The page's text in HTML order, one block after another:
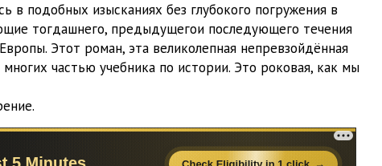
в подобных изысканиях без глубокого погружения в
тогдашнего, предыдущегои последующего течения
Этот роман, эта великолепная непревзойдённая
частью учебника по истории. Это роковая, как мы